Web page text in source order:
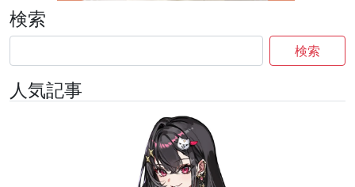
検索
検索
人気記事